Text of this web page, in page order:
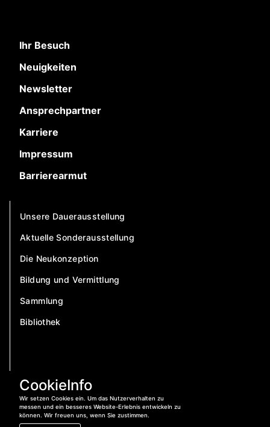
CookieInfo
Wir setzen Cookies ein. Um das Nutzerverhalten zu
messen und ein besseres Website-Erlebnis entwickeln zu
können. Wir freuen uns, wenn Sie zustimmen.
Ihr Besuch
Neuigkeiten
Newsletter
Ansprechpartner
Karriere
Impressum
Barrierearmut
Unsere Dauerausstellung
Aktuelle Sonderausstellung
Die Neukonzeption
Bildung und Vermittlung
Sammlung
Bibliothek